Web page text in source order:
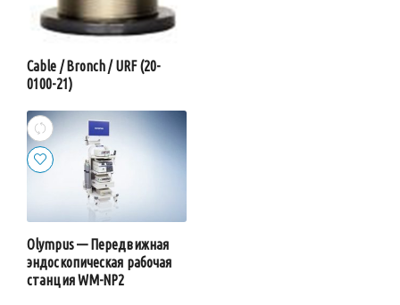
Cable / Bronch / URF (20-
0100-21)
Olympus — Передвижная
эндоскопическая рабочая
станция WM-NP2